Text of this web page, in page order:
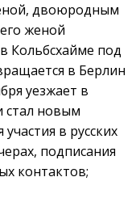
двоюродным
женой
Кольбсхайме под
в Берлин
уезжает в
стал новым
в русских
подписания
контактов;